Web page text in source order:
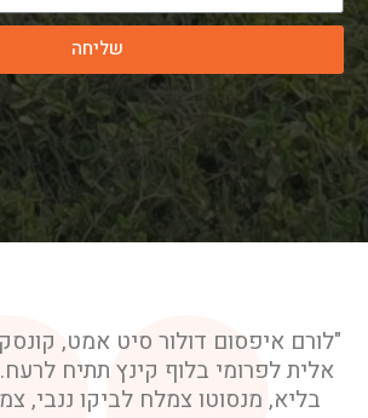
ה
שליחה
"לורם איפסום דולור סיט אמט,
אלית לפרומי בלוף קינץ תתיח
בליא, מנסוטו צמלח לביקו ננבי,